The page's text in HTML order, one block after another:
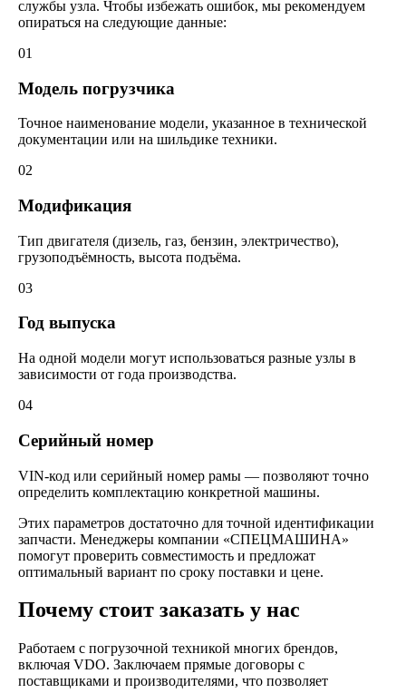
службы узла. Чтобы избежать ошибок, мы рекомендуем
опираться на следующие данные:
01
Модель погрузчика
Точное наименование модели, указанное в технической
документации или на шильдике техники.
02
Модификация
Тип двигателя (дизель, газ, бензин, электричество),
грузоподъёмность, высота подъёма.
03
Год выпуска
На одной модели могут использоваться разные узлы в
зависимости от года производства.
04
Серийный номер
VIN-код или серийный номер рамы — позволяют точно
определить комплектацию конкретной машины.
Этих параметров достаточно для точной идентификации
запчасти. Менеджеры компании «СПЕЦМАШИНА»
помогут проверить совместимость и предложат
оптимальный вариант по сроку поставки и цене.
Почему стоит заказать у нас
Работаем с погрузочной техникой многих брендов,
включая VDO. Заключаем прямые договоры с
поставщиками и производителями, что позволяет